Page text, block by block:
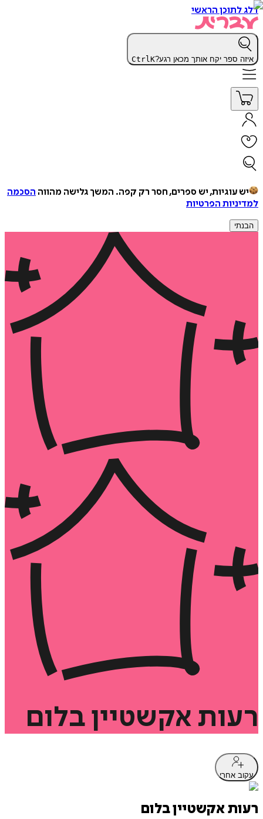
דלג לתוכן הראשי
איזה ספר יקח אותך מכאן רגע? CtrlK
יש עוגיות, יש ספרים, חסר רק קפה. המשך גלישה מהווה הסכמה
למדיניות הפרטיות
הבנתי
רעות אקשטיין בלום
עקוב אחרי
רעות אקשטיין בלום